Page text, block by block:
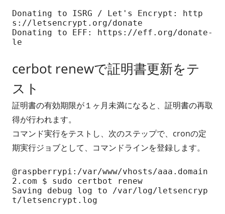
Donating to ISRG / Let's Encrypt: http
s://letsencrypt.org/donate
Donating to EFF: https://eff.org/donate-
le
cerbot renewで証明書更新をテ
スト
証明書の有効期限が１ヶ月未満になると、証明書の再取
得が行われます。
コマンド実行をテストし、次のステップで、cronの定
期実行ジョブとして、コマンドラインを登録します。
@raspberrypi:/var/www/vhosts/aaa.domain
2.com $ sudo certbot renew
Saving debug log to /var/log/letsencryp
t/letsencrypt.log